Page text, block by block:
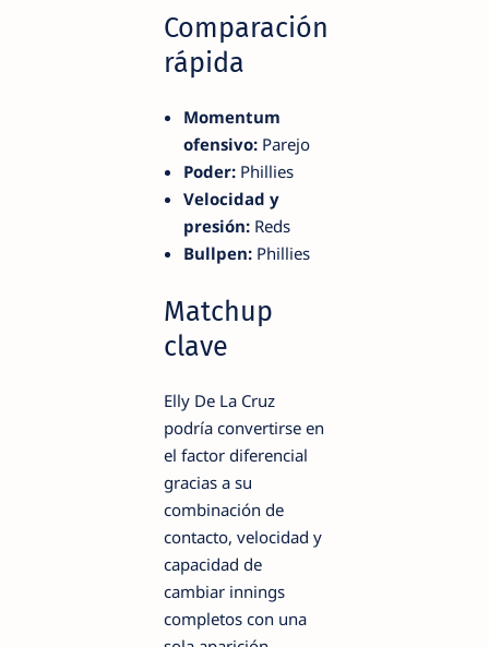
Comparación
rápida
Momentum
ofensivo: Parejo
Poder: Phillies
Velocidad y
presión: Reds
Bullpen: Phillies
Matchup
clave
Elly De La Cruz
podría convertirse en
el factor diferencial
gracias a su
combinación de
contacto, velocidad y
capacidad de
cambiar innings
completos con una